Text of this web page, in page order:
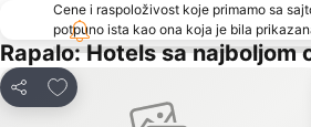
Cene i raspoloživost koje primamo sa
potpuno ista kao ona koja je bila
Rapalo: Hotels sa najboljom
Deli
Dodati u favorite